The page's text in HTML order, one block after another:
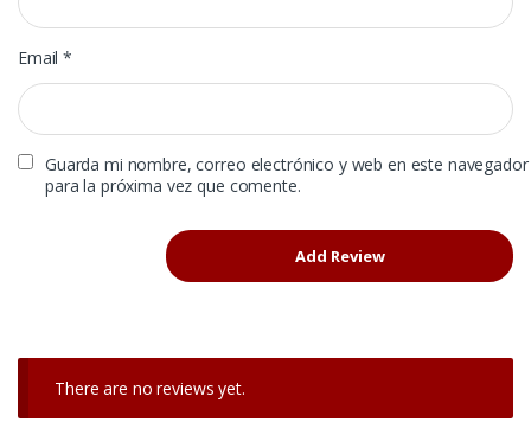
Email*
Guarda mi nombre, correo electrónico y web en este navegador
para la próxima vez que comente.
There are no reviews yet.